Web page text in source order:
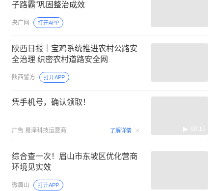
子路霸”巩固整治成效
央广网 打开APP
陕西日报｜宝鸡系统推进农村公路安
全治理 织密农村道路安全网
陕西警方 打开APP
凭手机号，确认领取！
广告 易泽科技运营商 了解详情 00:15
综合查一次！眉山市东坡区优化营商
环境见实效
微眉山 打开APP